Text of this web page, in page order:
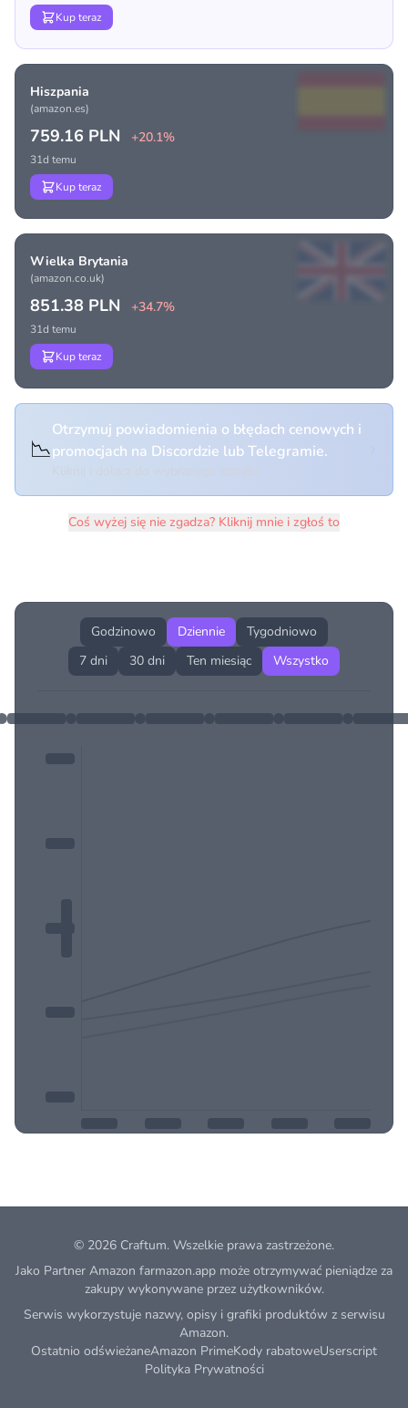
Kup teraz
Hiszpania
(amazon.es)
759.16 PLN +20.1%
31d temu
Kup teraz
Wielka Brytania
(amazon.co.uk)
851.38 PLN +34.7%
31d temu
Kup teraz
📉
Otrzymuj powiadomienia o błędach cenowych i
promocjach na Discordzie lub Telegramie.
Coś wyżej się nie zgadza? Kliknij mnie i zgłoś to
Godzinowo Dziennie
Tygodniowo
7 dni
30 dni Ten miesiąc Wszystko
© 2026 Craftum. Wszelkie prawa zastrzeżone.
Jako Partner Amazon farmazon.app może otrzymywać pieniądze za
zakupy wykonywane przez użytkowników.
Serwis wykorzystuje nazwy, opisy i grafiki produktów z serwisu
Amazon.
Ostatnio odświeżaneAmazon PrimeKody rabatoweUserscript
Polityka Prywatności